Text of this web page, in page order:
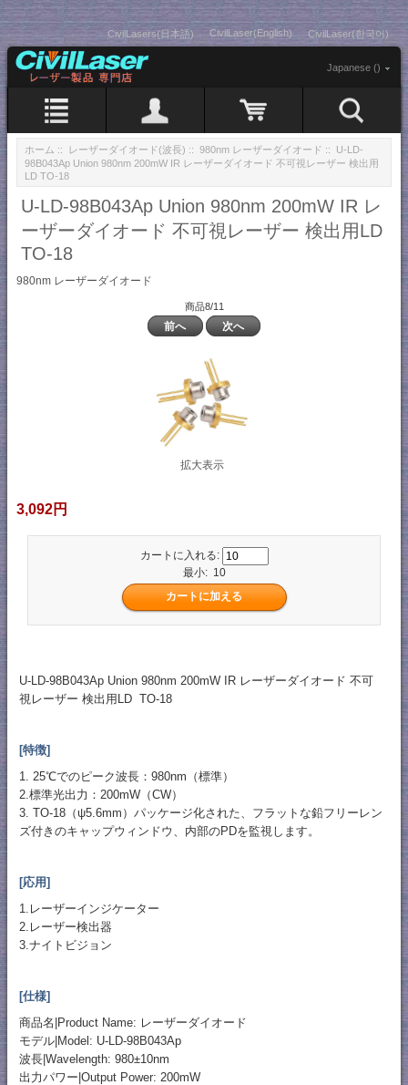
CivilLasers(日本語) CivilLaser(English) CivilLaser(한국어)
Japanese ()
ホーム :: レーザーダイオード(波長) :: 980nm レーザーダイオード :: U-LD-
98B043Ap Union 980nm 200mW IR レーザーダイオード 不可視レーザー 検出用
LD TO-18
U-LD-98B043Ap Union 980nm 200mW IR レ
ーザーダイオード 不可視レーザー 検出用LD
TO-18
980nm レーザーダイオード
商品8/11
前へ 次へ
拡大表示
3,092円
カートに入れる:
最小: 10
U-LD-98B043Ap Union 980nm 200mW IR レーザーダイオード 不可
視レーザー 検出用LD TO-18
[特徴]
1. 25℃でのピーク波長：980nm（標準）
2.標準光出力：200mW（CW）
3. TO-18（ψ5.6mm）パッケージ化された、フラットな鉛フリーレン
ズ付きのキャップウィンドウ、内部のPDを監視します。
[応用]
1.レーザーインジケーター
2.レーザー検出器
3.ナイトビジョン
[仕様]
商品名|Product Name: レーザーダイオード
モデル|Model: U-LD-98B043Ap
波長|Wavelength: 980±10nm
出力パワー|Output Power: 200mW